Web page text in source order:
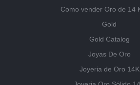
Como vender Oro de 14
Gold
Gold Catalog
Joyas De Oro
Joyeria de Oro 14K